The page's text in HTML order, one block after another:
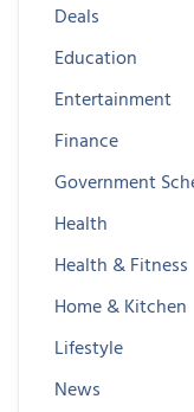
Deals
Education
Entertainment
Finance
Government
Health
Health & Fitness
Home & Kitchen
Lifestyle
News